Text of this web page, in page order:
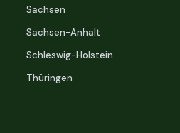
Sachsen
Sachsen-Anhalt
Schleswig-Holstein
Thüringen